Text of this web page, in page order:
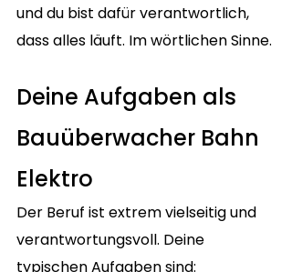
und du bist dafür verantwortlich,
dass alles läuft. Im wörtlichen Sinne.
Deine Aufgaben als
Bauüberwacher Bahn
Elektro
Der Beruf ist extrem vielseitig und
verantwortungsvoll. Deine
typischen Aufgaben sind: